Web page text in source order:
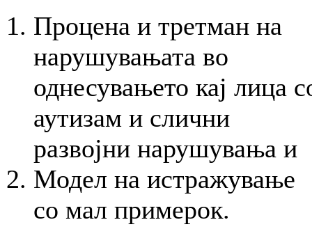
Процена и третман на
нарушувањата во
однесувањето кај лица
аутизам и слични
развојни нарушувања и
Модел на истражување
со мал примерок.